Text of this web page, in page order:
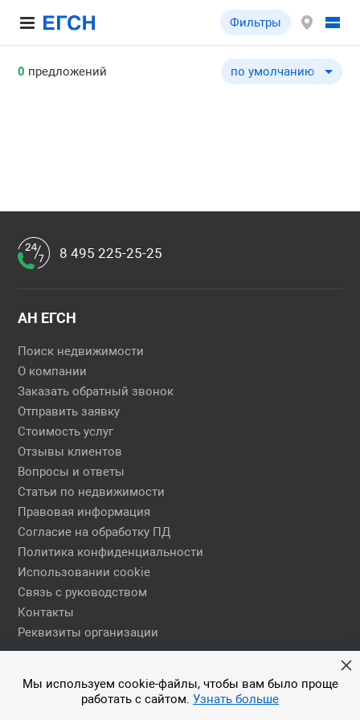
Фильтры
0 предложений по умолчанию
по умолчанию
8 495 225-25-25
АН ЕГСН
Поиск недвижимости
О компании
Заказать обратный звонок
Отправить заявку
Стоимость услуг
Отзывы клиентов
Вопросы и ответы
Статьи по недвижимости
Правовая информация
Согласие на обработку ПД
Политика конфиденциальности
Использовании cookie
Связь с руководством
Контакты
Реквизиты организации
Правовая информация
© 2026 АН ЕГСН
Мы используем cookie-файлы, чтобы вам было проще
работать с сайтом. Узнать больше